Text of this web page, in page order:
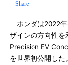
Share
ホンダは2022年
ザインの方向性を
Precision EV
を世界初公開した